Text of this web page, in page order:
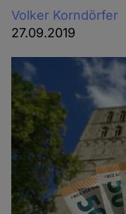
Volker Korndörfer
27.09.2019